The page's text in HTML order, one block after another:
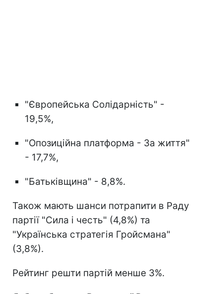
"Європейська Солідарність" -
19,5%,
"Опозиційна платформа - За життя"
- 17,7%,
"Батьківщина" - 8,8%.
Також мають шанси потрапити в Раду
партії "Сила і честь" (4,8%) та
"Українська стратегія Гройсмана"
(3,8%).
Рейтинг решти партій менше 3%.